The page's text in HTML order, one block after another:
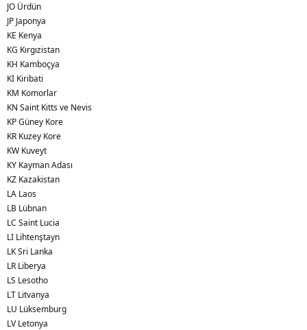
JO Ürdün
JP Japonya
KE Kenya
KG Kırgızistan
KH Kamboçya
KI Kiribati
KM Komorlar
KN Saint Kitts ve Nevis
KP Güney Kore
KR Kuzey Kore
KW Kuveyt
KY Kayman Adası
KZ Kazakistan
LA Laos
LB Lübnan
LC Saint Lucia
LI Lihtenştayn
LK Sri Lanka
LR Liberya
LS Lesotho
LT Litvanya
LU Lüksemburg
LV Letonya